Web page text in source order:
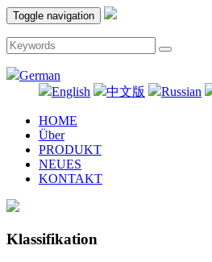
Toggle navigation
German
English
中文版 Russian
HOME
Über
PRODUKT
NEUES
KONTAKT
Klassifikation